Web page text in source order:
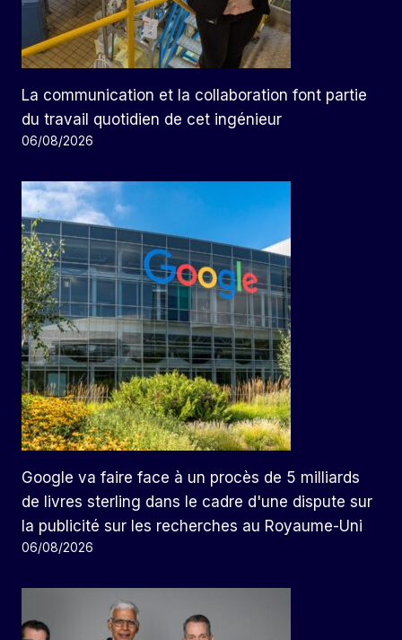
La communication et la collaboration font partie
du travail quotidien de cet ingénieur
06/08/2026
Google va faire face à un procès de 5 milliards
de livres sterling dans le cadre d'une dispute sur
la publicité sur les recherches au Royaume-Uni
06/08/2026